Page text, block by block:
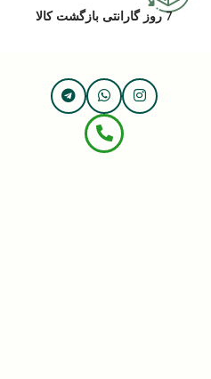
7 روز گارانتی بازگشت کالا